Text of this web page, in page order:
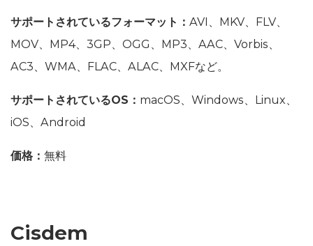
サポートされているフォーマット： AVI、MKV、FLV、
MOV、MP4、3GP、OGG、MP3、AAC、Vorbis、
AC3、WMA、FLAC、ALAC、MXFなど。
サポートされているOS： macOS、Windows、Linux、
iOS、Android
価格： 無料
Cisdem